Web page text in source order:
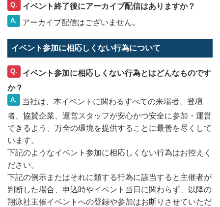
Q. イベント終了後にアーカイブ配信はありますか？
A. アーカイブ配信はございません。
イベント参加に相応しくない行為について
Q.
イベント参加に相応しくない行為とはどんなものです
か？
A.
当社は、本イベントに関わるすべての来場者、登壇
者、協賛企業、運営スタッフが安心かつ安全に参加・運営
できるよう、万全の環境を提供することに最善を尽くして
います。
下記のようなイベント参加に相応しくない行為はお控えく
ださい。
下記の例示またはそれに類する行為に該当すると主催者が
判断した場合、申込時やイベント当日に関わらず、以降の
翔泳社主催イベントへの登録や参加はお断りさせていただ